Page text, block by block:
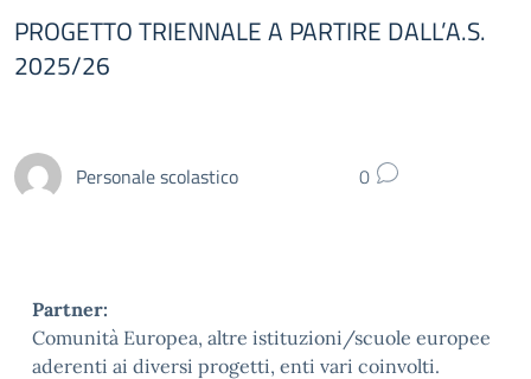
PROGETTO TRIENNALE A PARTIRE DALL’A.S.
2025/26
Personale scolastico 0
Partner:
Comunità Europea, altre istituzioni/scuole europee
aderenti ai diversi progetti, enti vari coinvolti.